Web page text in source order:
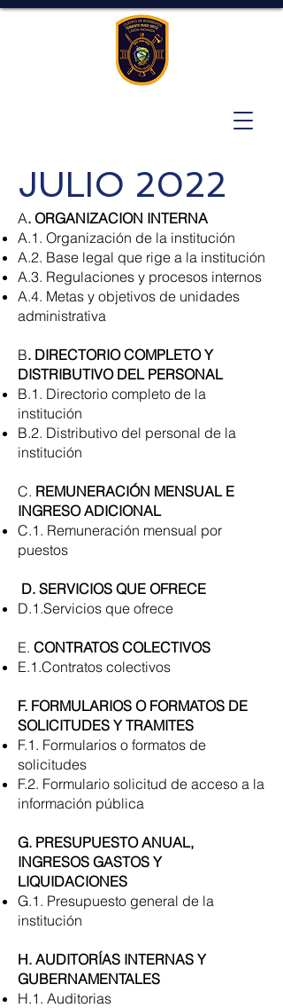
JULIO 2022
A. ORGANIZACION INTERNA
A.1. Organización de la institución
A.2. Base legal que rige a la institución
A.3. Regulaciones y procesos internos
A.4. Metas y objetivos de unidades
administrativa
B. DIRECTORIO COMPLETO Y
DISTRIBUTIVO DEL PERSONAL
B.1. Directorio completo de la
institución
B.2. Distributivo del personal de la
institución
C. REMUNERACIÓN MENSUAL E
INGRESO ADICIONAL
C.1. Remuneración mensual por
puestos
D. SERVICIOS QUE OFRECE
D.1.Servicios que ofrece
E. CONTRATOS COLECTIVOS
E.1.Contratos colectivos
F. FORMULARIOS O FORMATOS DE
SOLICITUDES Y TRAMITES
F.1. Formularios o formatos de
solicitudes
F.2. Formulario solicitud de acceso a la
información pública
G. PRESUPUESTO ANUAL,
INGRESOS GASTOS Y
LIQUIDACIONES
G.1. Presupuesto general de la
institución
H. AUDITORÍAS INTERNAS Y
GUBERNAMENTALES
H.1. Auditorias